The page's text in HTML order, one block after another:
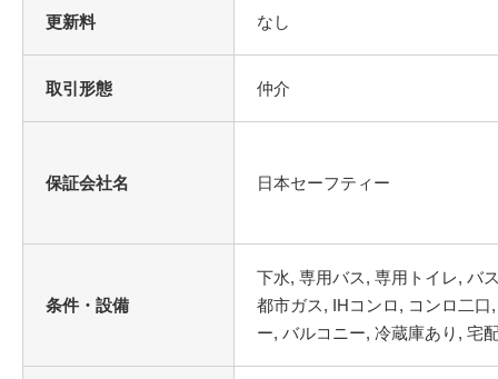
更新料 なし
取引形態 仲介
保証会社名 日本セーフティー
条件・設備